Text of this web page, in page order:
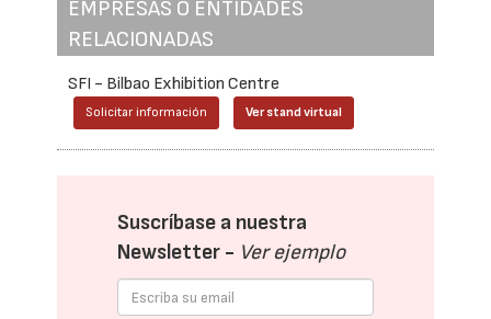
EMPRESAS O ENTIDADES
RELACIONADAS
SFI - Bilbao Exhibition Centre
Solicitar información Ver stand virtual
Suscríbase a nuestra
Newsletter - Ver ejemplo